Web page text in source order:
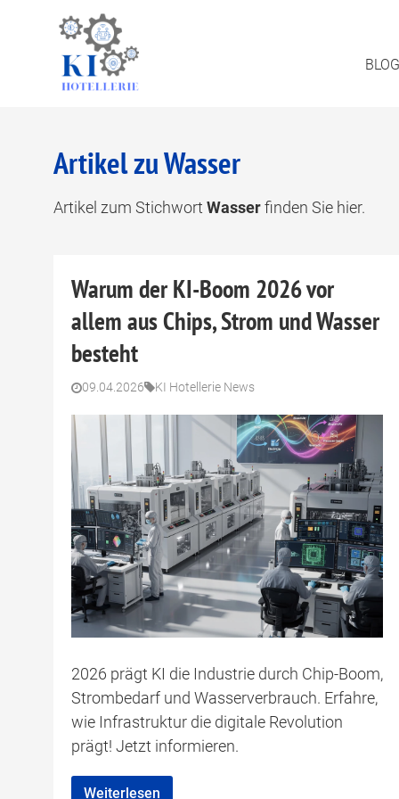
BLOG
Artikel zu Wasser
Artikel zum Stichwort Wasserfinden Sie hier.
Warum der KI-Boom 2026 vor
allem aus Chips, Strom und Wasser
besteht
09.04.2026 KI Hotellerie News
2026 prägt KI die Industrie durch Chip-Boom,
Strombedarf und Wasserverbrauch. Erfahre,
wie Infrastruktur die digitale Revolution
prägt! Jetzt informieren.
Weiterlesen